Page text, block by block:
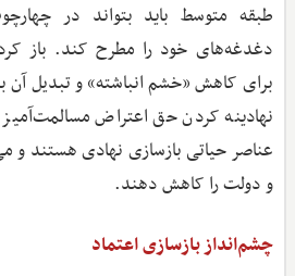
طبقه متوسط باید بتواند در
دغدغه‌های خود را مطرح کند. باز
برای کاهش «خشم انباشته» و تبدیل آن
نهادینه کردن حق اعتراض
عناصر حیاتی بازسازی نهادی هستند و
و دولت را کاهش دهند.
چشم‌انداز بازسازی اعتماد